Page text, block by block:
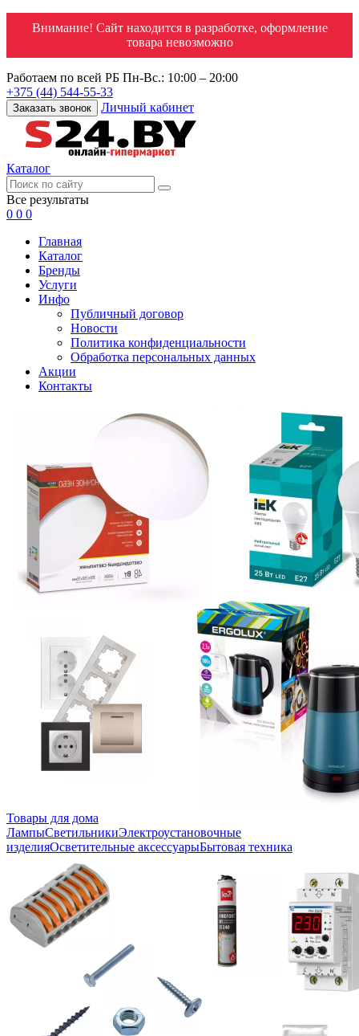
Внимание! Сайт находится в разработке, оформление
товара невозможно
Работаем по всей РБ Пн-Вс.: 10:00 – 20:00
+375 (44) 544-55-33
Заказать звонок Личный кабинет
Каталог
Все результаты
0 0 0
Главная
Каталог
Бренды
Услуги
Инфо
Публичный договор
Новости
Политика конфиденциальности
Обработка персональных данных
Акции
Контакты
Товары для дома
ЛампыСветильникиЭлектроустановочные
изделияОсветительные аксессуарыБытовая техника